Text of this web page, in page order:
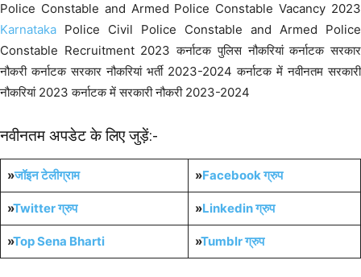
Police Constable and Armed Police Constable Vacancy 2023
Karnataka Police Civil Police Constable and Armed Police
Constable Recruitment 2023 कर्नाटक पुलिस नौकरियां कर्नाटक सरकार
नौकरी कर्नाटक सरकार नौकरियां भर्ती 2023-2024 कर्नाटक में नवीनतम सरकारी
नौकरियां 2023 कर्नाटक में सरकारी नौकरी 2023-2024
नवीनतम अपडेट के लिए जुड़ें:-
»जॉइन टेलीग्राम »Facebook ग्रुप
»Twitter ग्रुप »Linkedin ग्रुप
»Top Sena Bharti »Tumblrग्रुप